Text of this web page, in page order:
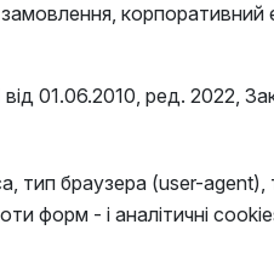
01.06.2010, ред. 2022,
тип браузера (user-
форм - і аналітичні